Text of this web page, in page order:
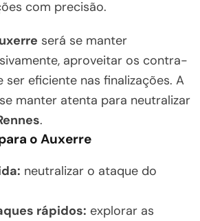
com precisão.
será se manter
aproveitar os contra-
ser eficiente nas finalizações. A
manter atenta para neutralizar
.
o Auxerre
neutralizar o ataque do
rápidos: explorar as